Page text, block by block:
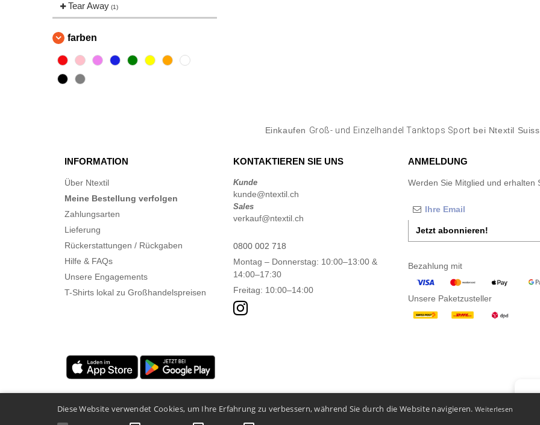
Tear Away (1)
farben
Einkaufen Groß- und Einzelhandel Tanktops Sport bei Ntextil
INFORMATION
Über Ntextil
Meine Bestellung verfolgen
Zahlungsarten
Lieferung
Rückerstattungen / Rückgaben
Hilfe & FAQs
Unsere Engagements
T-Shirts lokal zu Großhandelspreisen
KONTAKTIEREN SIE UNS
Kunde
kunde@ntextil.ch
Sales
verkauf@ntextil.ch
0800 002 718
Montag – Donnerstag: 10:00–13:00 &
14:00–17:30
Freitag: 10:00–14:00
ANMELDUNG
Werden Sie Mitglied und erhalten
Jetzt abonnieren!
Bezahlung mit
Unsere Paketzusteller
Diese Website verwendet Cookies, um Ihre Erfahrung zu verbessern, während Sie durch die Website navigieren.Weiterlesen